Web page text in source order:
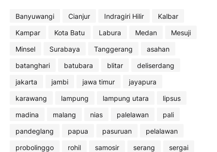
Banyuwangi Cianjur Indragiri Hilir
Kalbar
Kampar
Kota Batu Labura Medan
Mesuji
Minsel
Surabaya Tanggerang
asahan
batanghari
batubara blitar
deliserdang
jakarta
jambi jawa timur
jayapura
karawang
lampung lampung utara
lipsus
madina
malang nias palelawan
pali
pandeglang
papua pasuruan
pelalawan
probolinggo
rohil samosir serang
sergai